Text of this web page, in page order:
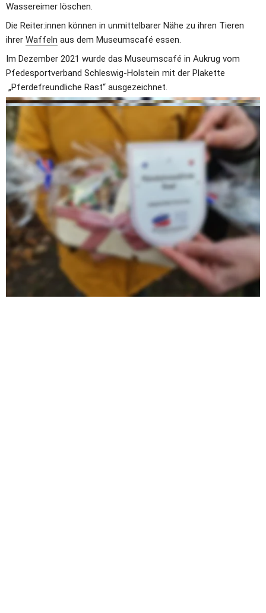
Wassereimer löschen.
Die Reiter:innen können in unmittelbarer Nähe zu ihren Tieren
ihrer Waffeln aus dem Museumscafé essen.
Im Dezember 2021 wurde das Museumscafé in Aukrug vom
Pfedesportverband Schleswig-Holstein mit der Plakette
„Pferdefreundliche Rast“ ausgezeichnet.